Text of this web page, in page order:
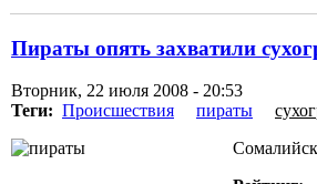
Пираты опять захватили
Вторник, 22 июля 2008 - 20:53
Теги: Происшествия пираты